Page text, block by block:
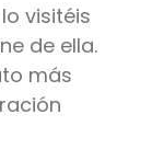
visitéis
de ella.
más